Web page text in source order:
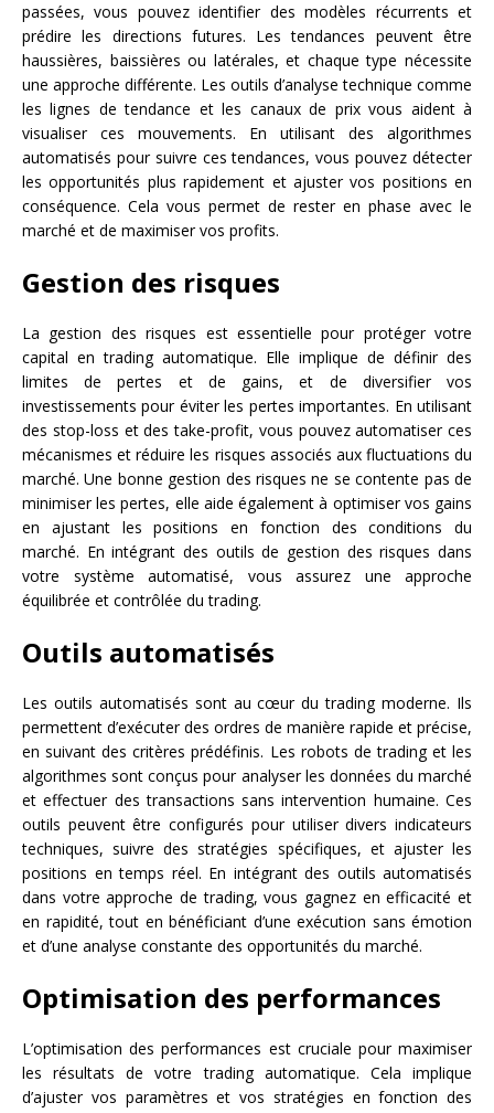
passées, vous pouvez identifier des modèles récurrents et
prédire les directions futures. Les tendances peuvent être
haussières, baissières ou latérales, et chaque type nécessite
une approche différente. Les outils d’analyse technique comme
les lignes de tendance et les canaux de prix vous aident à
visualiser ces mouvements. En utilisant des algorithmes
automatisés pour suivre ces tendances, vous pouvez détecter
les opportunités plus rapidement et ajuster vos positions en
conséquence. Cela vous permet de rester en phase avec le
marché et de maximiser vos profits.
Gestion des risques
La gestion des risques est essentielle pour protéger votre
capital en trading automatique. Elle implique de définir des
limites de pertes et de gains, et de diversifier vos
investissements pour éviter les pertes importantes. En utilisant
des stop-loss et des take-profit, vous pouvez automatiser ces
mécanismes et réduire les risques associés aux fluctuations du
marché. Une bonne gestion des risques ne se contente pas de
minimiser les pertes, elle aide également à optimiser vos gains
en ajustant les positions en fonction des conditions du
marché. En intégrant des outils de gestion des risques dans
votre système automatisé, vous assurez une approche
équilibrée et contrôlée du trading.
Outils automatisés
Les outils automatisés sont au cœur du trading moderne. Ils
permettent d’exécuter des ordres de manière rapide et précise,
en suivant des critères prédéfinis. Les robots de trading et les
algorithmes sont conçus pour analyser les données du marché
et effectuer des transactions sans intervention humaine. Ces
outils peuvent être configurés pour utiliser divers indicateurs
techniques, suivre des stratégies spécifiques, et ajuster les
positions en temps réel. En intégrant des outils automatisés
dans votre approche de trading, vous gagnez en efficacité et
en rapidité, tout en bénéficiant d’une exécution sans émotion
et d’une analyse constante des opportunités du marché.
Optimisation des performances
L’optimisation des performances est cruciale pour maximiser
les résultats de votre trading automatique. Cela implique
d’ajuster vos paramètres et vos stratégies en fonction des